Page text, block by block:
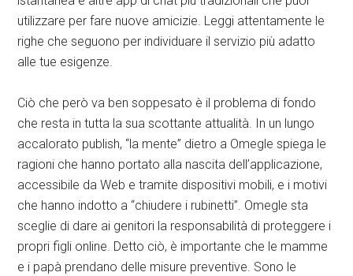
utilizzare per fare nuove amicizie. Leggi attentamente le
righe che seguono per individuare il servizio più adatto
alle tue esigenze.
Ciò che però va ben soppesato è il problema di fondo
che resta in tutta la sua scottante attualità. In un lungo
accalorato publish, “la mente” dietro a Omegle spiega le
ragioni che hanno portato alla nascita dell’applicazione,
accessibile da Web e tramite dispositivi mobili, e i motivi
che hanno indotto a “chiudere i rubinetti”. Omegle sta
sceglie di dare ai genitori la responsabilità di proteggere i
propri figli online. Detto ciò, è importante che le mamme
e i papà prendano delle misure preventive. Sono le